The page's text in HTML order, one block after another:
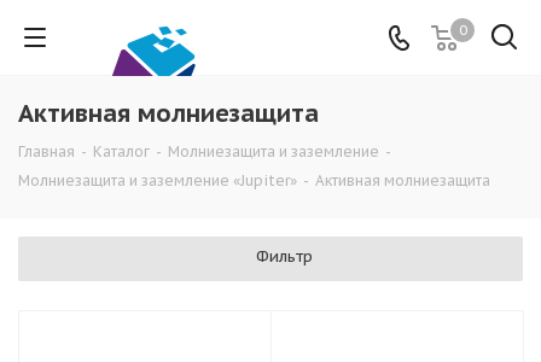
0
Активная молниезащита
Главная - Каталог - Молниезащита и заземление -
Молниезащита и заземление «Jupiter» - Активная молниезащита
Фильтр